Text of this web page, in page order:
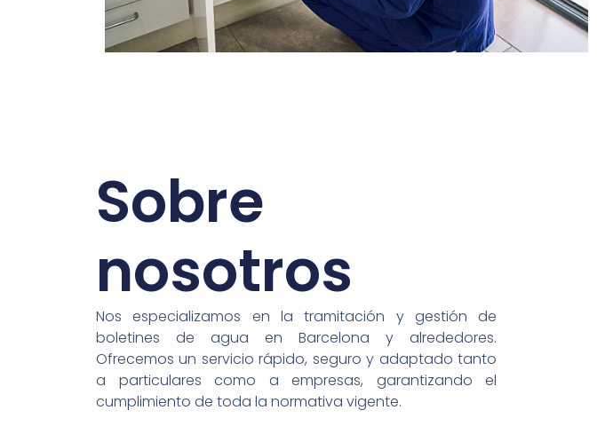
Sobre
nosotros
Nos especializamos en la tramitación y gestión de
boletines de agua enBarcelona y alrededores.
Ofrecemos un servicio rápido, seguro y adaptado tanto
a particulares como a empresas, garantizando el
cumplimiento de toda la normativa vigente.